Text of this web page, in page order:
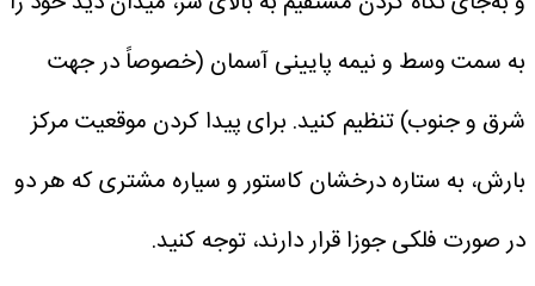
به سمت وسط و نیمه پایینی آسمان (خصوصاً در جهت
شرق و جنوب) تنظیم کنید. برای پیدا کردن موقعیت مرکز
بارش، به ستاره درخشان کاستور و سیاره مشتری که هر دو
در صورت فلکی جوزا قرار دارند، توجه کنید.